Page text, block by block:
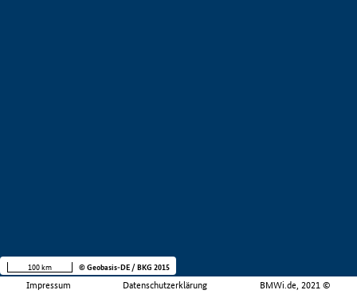
Impressum Datenschutzerklärung BMWi.de, 2021 ©
100 km © Geobasis-DE / BKG 2015